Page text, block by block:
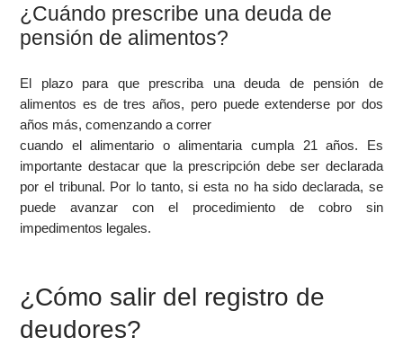
¿Cuándo prescribe una deuda de
pensión de alimentos?
El plazo para que prescriba una deuda de pensión de
alimentos es de tres años, pero puede extenderse por dos
años más, comenzando a correr
cuando el alimentario o alimentaria cumpla 21 años. Es
importante destacar que la prescripción debe ser declarada
por el tribunal. Por lo tanto, si esta no ha sido declarada, se
puede avanzar con el procedimiento de cobro sin
impedimentos legales.
¿Cómo salir del registro de
deudores?